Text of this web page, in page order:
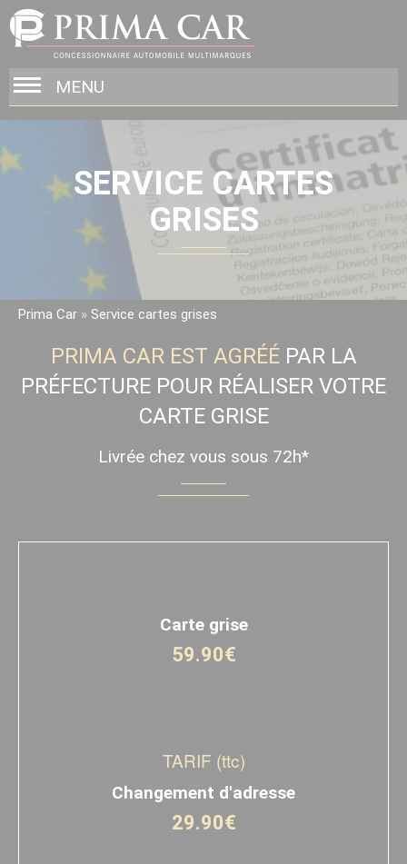
MENU
SERVICE CARTES
GRISES
Prima Car » Service cartes grises
PRIMA CAR EST AGRÉÉPAR LA
PRÉFECTURE POUR RÉALISER VOTRE
CARTE GRISE
Livrée chez vous sous 72h*
Carte grise
59.90€
TARIF (ttc)
Changement d'adresse
29.90€